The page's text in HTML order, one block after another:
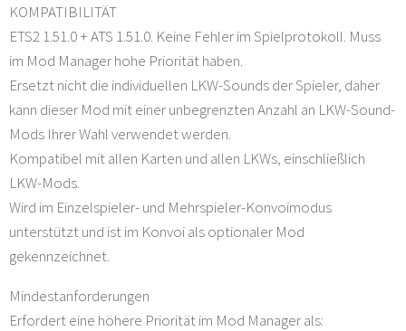
KOMPATIBILITÄT
ETS2 1.51.0 + ATS 1.51.0. Keine Fehler im Spielprotokoll. Muss
im Mod Manager hohe Priorität haben.
Ersetzt nicht die individuellen LKW-Sounds der Spieler, daher
kann dieser Mod mit einer unbegrenzten Anzahl an LKW-Sound-
Mods Ihrer Wahl verwendet werden.
Kompatibel mit allen Karten und allen LKWs, einschließlich
LKW-Mods.
Wird im Einzelspieler- und Mehrspieler-Konvoimodus
unterstützt und ist im Konvoi als optionaler Mod
gekennzeichnet.
Mindestanforderungen
Erfordert eine höhere Priorität im Mod Manager als: